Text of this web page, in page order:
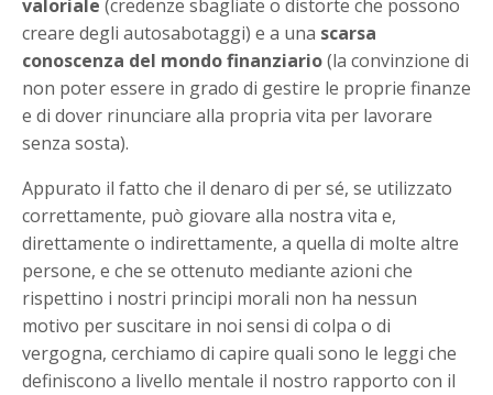
valoriale (credenze sbagliate o distorte che possono
creare degli autosabotaggi) e a una scarsa
conoscenza del mondo finanziario(la convinzione di
non poter essere in grado di gestire le proprie finanze
e di dover rinunciare alla propria vita per lavorare
senza sosta).
Appurato il fatto che il denaro di per sé, se utilizzato
correttamente, può giovare alla nostra vita e,
direttamente o indirettamente, a quella di molte altre
persone, e che se ottenuto mediante azioni che
rispettino i nostri principi morali non ha nessun
motivo per suscitare in noi sensi di colpa o di
vergogna, cerchiamo di capire quali sono le leggi che
definiscono a livello mentale il nostro rapporto con il